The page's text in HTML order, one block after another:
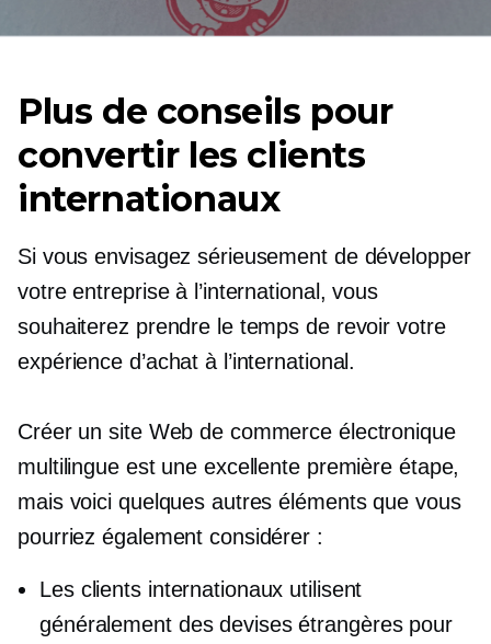
Plus de conseils pour
convertir les clients
internationaux
Si vous envisagez sérieusement de développer
votre entreprise à l’international, vous
souhaiterez prendre le temps de revoir votre
expérience d’achat à l’international.
Créer un site Web de commerce électronique
multilingue est une excellente première étape,
mais voici quelques autres éléments que vous
pourriez également considérer :
Les clients internationaux utilisent
généralement des devises étrangères pour